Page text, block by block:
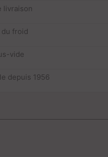
livraison
du froid
vide
depuis 1956